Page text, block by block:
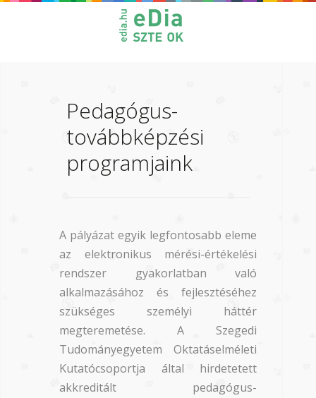
Pedagógus-
továbbképzési
programjaink
A pályázat egyik legfontosabb eleme
az elektronikus mérési-értékelési
rendszer gyakorlatban való
alkalmazásához és fejlesztéséhez
szükséges személyi háttér
megteremetése. A Szegedi
Tudományegyetem Oktatáselméleti
Kutatócsoportja által hirdetetett
akkreditált pedagógus-